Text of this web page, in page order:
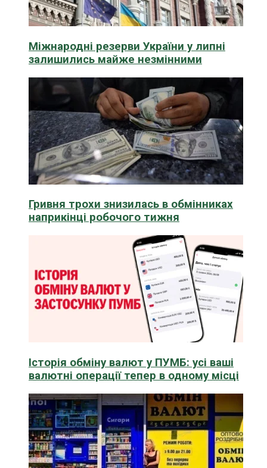
Міжнародні резерви України у липні
залишились майже незмінними
Гривня трохи знизилась в обмінниках
наприкінці робочого тижня
Історія обміну валют у ПУМБ: усі ваші
валютні операції тепер в одному місці